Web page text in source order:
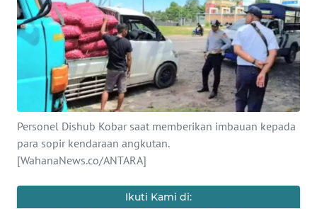
Personel Dishub Kobar saat memberikan imbauan kepada
para sopir kendaraan angkutan.
[WahanaNews.co/ANTARA]
Ikuti Kami di:
INDEKS
BERITA
KONTAK
KAMI
INFO
KAMI